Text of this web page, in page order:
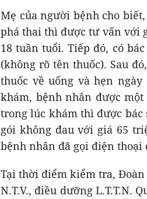
Mẹ của người bệnh cho
phá thai thì được tư vấn với
18 tuần tuổi. Tiếp đó, có
(không rõ tên thuốc). Sau
thuốc về uống và hẹn
khám, bệnh nhân được
trong lúc khám thì được
gói không đau với giá 65
bệnh nhân đã gọi điện thoại
Tại thời điểm kiểm tra,
N.T.V., điều dưỡng L.T.T.N.